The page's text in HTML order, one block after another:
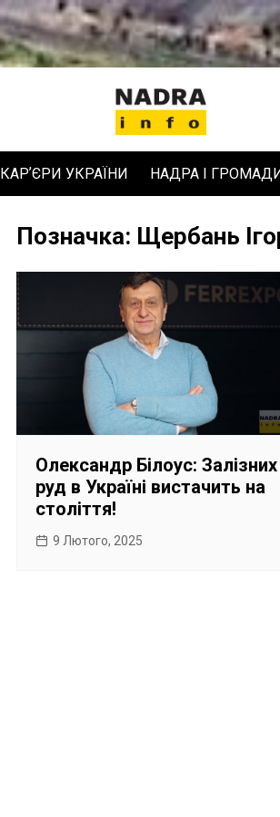
КАРʼЄРИ УКРАЇНИ НАДРА І
Позначка: Щербань
Олександр Білоус: Залізних
руд в Україні вистачить на
століття!
9 Лютого, 2025